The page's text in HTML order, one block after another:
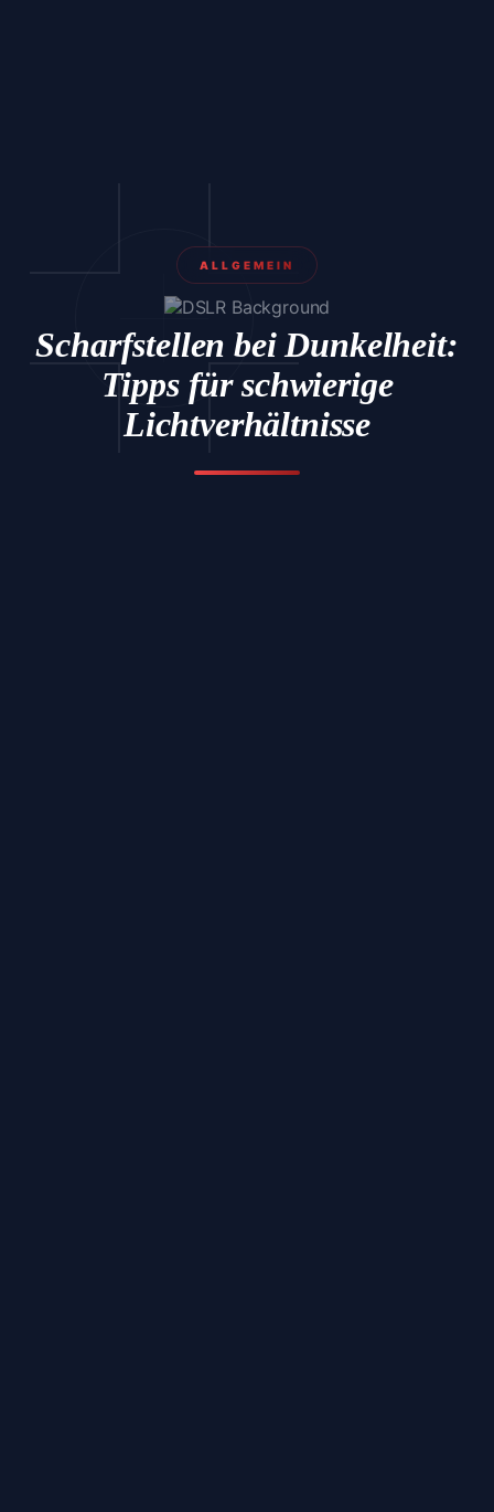
ALLGEMEIN
Scharfstellen bei Dunkelheit:
Tipps für schwierige
Lichtverhältnisse